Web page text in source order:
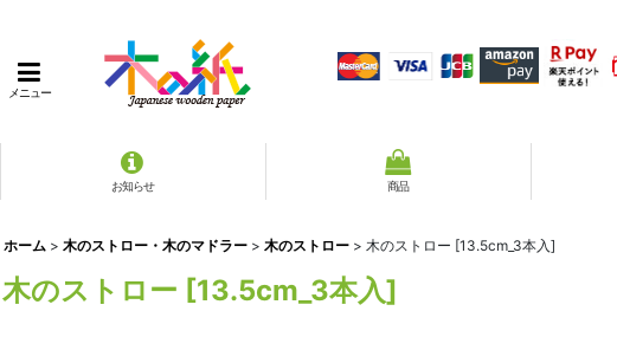
メニュー
お知らせ 商品
ホーム > 木のストロー・木のマドラー > 木のストロー > 木のストロー [13.5cm_3本入]
木のストロー [13.5cm_3本入]